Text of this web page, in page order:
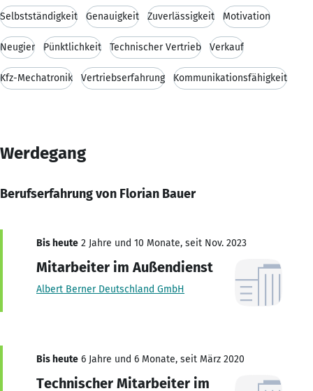
Selbstständigkeit Genauigkeit Zuverlässigkeit Motivation
Neugier Pünktlichkeit Technischer Vertrieb Verkauf
Kfz-Mechatronik Vertriebserfahrung Kommunikationsfähigkeit
Werdegang
Berufserfahrung von Florian Bauer
Bis heute 2 Jahre und 10 Monate, seit Nov. 2023
Mitarbeiter im Außendienst
Albert Berner Deutschland GmbH
Bis heute 6 Jahre und 6 Monate, seit März 2020
Technischer Mitarbeiter im